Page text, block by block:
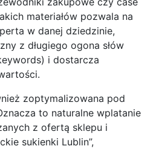
materiałów pozwala na
w danej dziedzinie,
z długiego ogona słów
i dostarcza
zoptymalizowana pod
to naturalne wplatanie
z ofertą sklepu i
sukienki Lublin”,